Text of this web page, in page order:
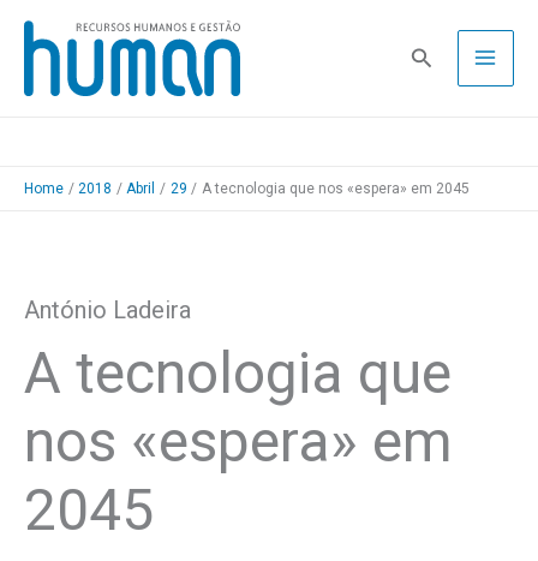
Skip
content
Pesquisa
Home 2018 Abril 29 A tecnologia que nos «espera» em 2045
António Ladeira
A tecnologia que
nos «espera» em
2045